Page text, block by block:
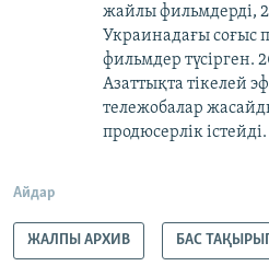
жайлы фильмдерді,
Украинадағы соғыс
фильмдер түсірген.
Азаттықта тікелей
тележобалар
продюсерлік істейді.
Айдар
ЖАЛПЫ АРХИВ БАС